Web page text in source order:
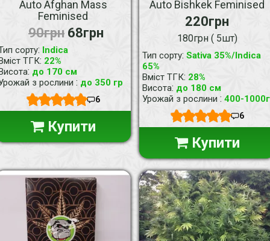
Auto Afghan Mass
Feminised
90грн 68грн
сорту: Indica
ТГК: 22%
: до 170 см
з рослини : до 350 гр
6
Купити
Auto Bishkek Feminised
220грн
180грн ( 5шт)
Тип сорту: Sativa 35%/Indica
65%
Вміст ТГК: 28%
Висота: до 180 см
Урожай з рослини : 400-1000г
6
Купити